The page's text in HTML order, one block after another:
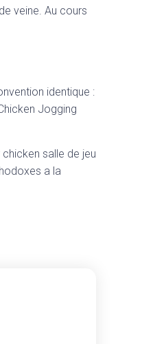
veine. Au cours
identique :
Jogging
salle de jeu
a la